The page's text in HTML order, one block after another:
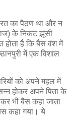
का पैठण था और न
के निकट झूंसी
होता है कि बैस वंश में
में एक विशाल
को अपने महल में
होकर अपने पिता के
भी बैस कहा जाता
कहा गया। ये